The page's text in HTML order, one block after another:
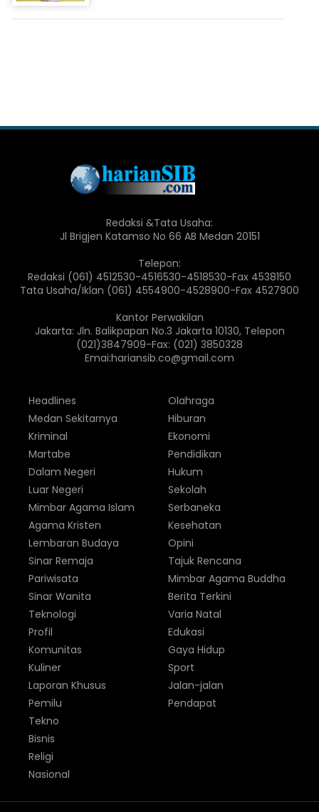
Redaksi &Tata Usaha:
Jl Brigjen Katamso No 66 AB Medan 20151
Telepon:
Redaksi (061) 4512530-4516530-4518530-Fax 4538150
Tata Usaha/Iklan (061) 4554900-4528900-Fax 4527900
Kantor Perwakilan
Jakarta: Jln. Balikpapan No.3 Jakarta 10130, Telepon
(021)3847909-Fax: (021) 3850328
Emai:hariansib.co@gmail.com
Headlines
Medan Sekitarnya
Kriminal
Martabe
Dalam Negeri
Luar Negeri
Olahraga
Hiburan
Ekonomi
Pendidikan
Hukum
Sekolah
Mimbar Agama Islam
Agama Kristen
Lembaran Budaya
Sinar Remaja
Pariwisata
Sinar Wanita
Serbaneka
Kesehatan
Opini
Tajuk Rencana
Mimbar Agama Buddha
Berita Terkini
Teknologi
Profil
Komunitas
Kuliner
Laporan Khusus
Pemilu
Varia Natal
Edukasi
Gaya Hidup
Sport
Jalan-jalan
Pendapat
Tekno
Bisnis
Religi
Nasional